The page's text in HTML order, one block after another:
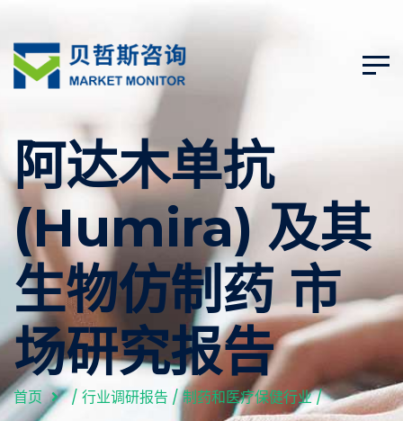
阿达木单抗
(Humira) 及其
生物仿制药 市
场研究报告
首页 / 行业调研报告 /制药和医疗保健行业/